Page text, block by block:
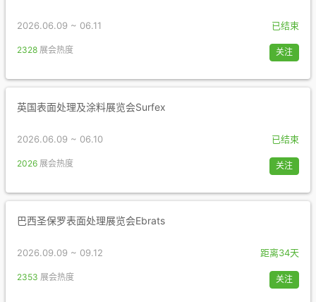
2026.06.09 ~ 06.11 已结束
2328 展会热度 关注
英国表面处理及涂料展览会Surfex
2026.06.09 ~ 06.10 已结束
2026 展会热度 关注
巴西圣保罗表面处理展览会Ebrats
2026.09.09 ~ 09.12 距离34天
2353 展会热度 关注